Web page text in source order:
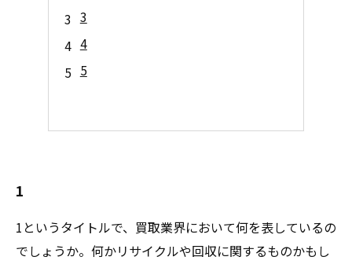
3
4
5
1
1というタイトルで、買取業界において何を表しているの
でしょうか。何かリサイクルや回収に関するものかもし